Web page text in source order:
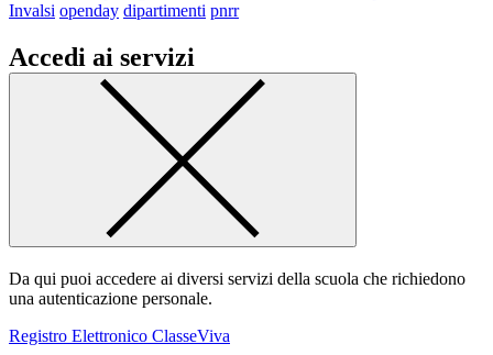
Invalsi openday dipartimenti pnrr
Accedi ai servizi
Da qui puoi accedere ai diversi servizi della scuola che richiedono
una autenticazione personale.
Registro Elettronico ClasseViva